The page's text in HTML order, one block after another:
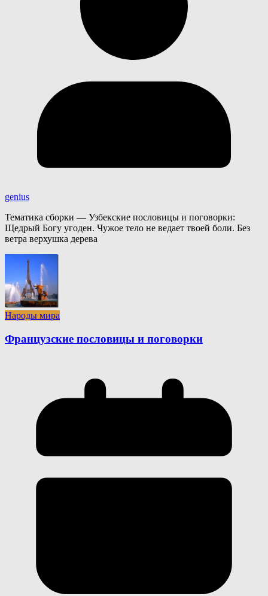
genius
Тематика сборки — Узбекские пословицы и поговорки:
Щедрый Богу угоден. Чужое тело не ведает твоей боли. Без
ветра верхушка дерева
Народы мира
Французские пословицы и поговорки